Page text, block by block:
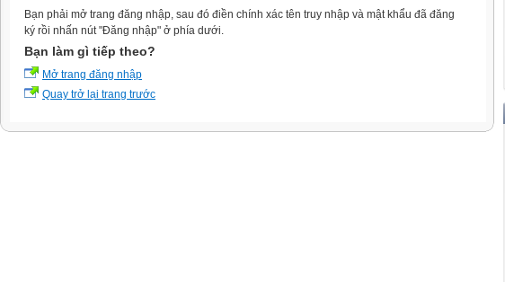
Bạn phải mở trang đăng nhập, sau đó điền chính xác tên truy nhập và mật khẩu đã đăng
ký rồi nhấn nút "Đăng nhập" ở phía dưới.
Bạn làm gì tiếp theo?
Mở trang đăng nhập
Quay trở lại trang trước